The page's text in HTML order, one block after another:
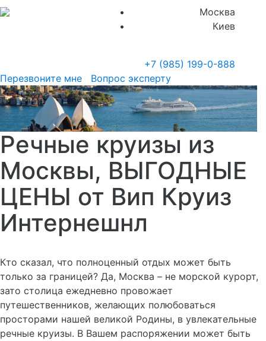
Москва
Киев
+7 (985) 199-0-888
Перезвоните мне
Вопрос эксперту
Речные круизы из
Москвы, ВЫГОДНЫЕ
ЦЕНЫ от Вип Круиз
Интернешнл
Кто сказал, что полноценный отдых может быть
только за границей? Да, Москва – не морской курорт,
зато столица ежедневно провожает
путешественников, желающих полюбоваться
просторами нашей великой Родины, в увлекательные
речные круизы. В Вашем распоряжении может быть